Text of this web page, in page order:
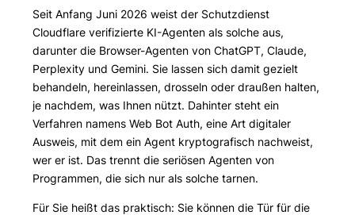
Seit Anfang Juni 2026 weist der Schutzdienst
Cloudflare verifizierte KI-Agenten als solche aus,
darunter die Browser-Agenten von ChatGPT, Claude,
Perplexity und Gemini. Sie lassen sich damit gezielt
behandeln, hereinlassen, drosseln oder draußen halten,
je nachdem, was Ihnen nützt. Dahinter steht ein
Verfahren namens Web Bot Auth, eine Art digitaler
Ausweis, mit dem ein Agent kryptografisch nachweist,
wer er ist. Das trennt die seriösen Agenten von
Programmen, die sich nur als solche tarnen.
Für Sie heißt das praktisch: Sie können die Tür für die